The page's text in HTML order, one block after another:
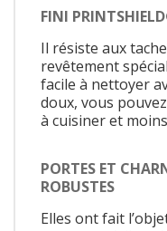
FINI
Il résiste aux
revêtement
facile à nettoyer
doux, vous
à cuisiner et
PORTES ET
ROBUSTES
Elles ont fait